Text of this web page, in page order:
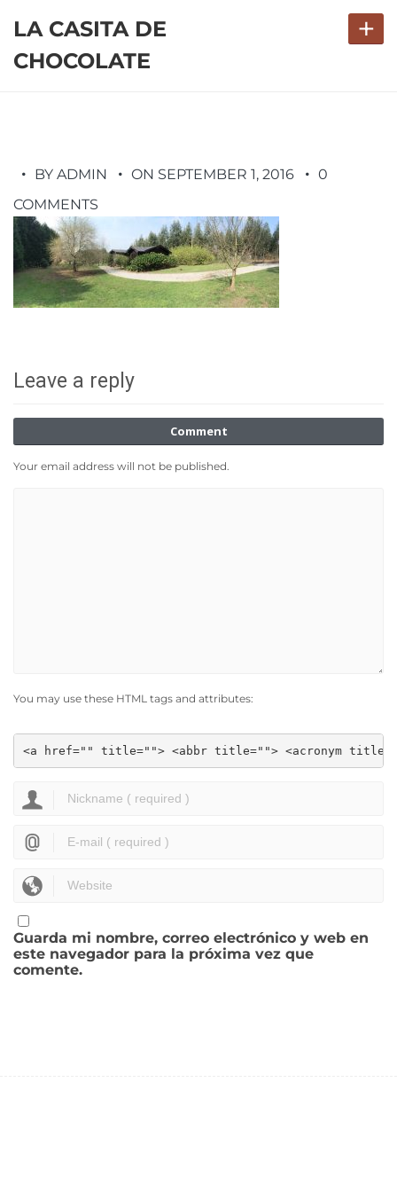
LA CASITA DE
CHOCOLATE
+
BY ADMIN ON SEPTEMBER 1, 2016
0
COMMENTS
Leave a reply
Comment
Your email address will not be published.
You may use these HTML tags and attributes:
<a href="" title=""> <abbr title=""> <acronym
Guarda mi nombre, correo electrónico y web en
este navegador para la próxima vez que
comente.